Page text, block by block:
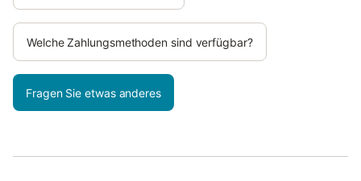
Welche Zahlungsmethoden sind verfügbar?
Fragen Sie etwas anderes